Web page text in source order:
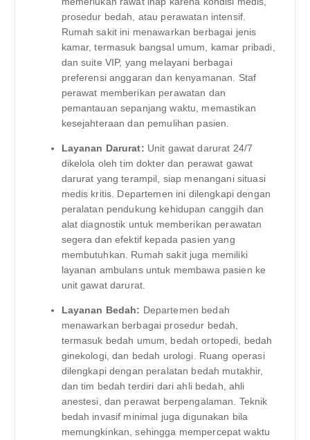
prosedur bedah, atau perawatan intensif.
Rumah sakit ini menawarkan berbagai jenis
kamar, termasuk bangsal umum, kamar pribadi,
dan suite VIP, yang melayani berbagai
preferensi anggaran dan kenyamanan. Staf
perawat memberikan perawatan dan
pemantauan sepanjang waktu, memastikan
kesejahteraan dan pemulihan pasien.
Layanan Darurat: Unit gawat darurat 24/7
dikelola oleh tim dokter dan perawat gawat
darurat yang terampil, siap menangani situasi
medis kritis. Departemen ini dilengkapi dengan
peralatan pendukung kehidupan canggih dan
alat diagnostik untuk memberikan perawatan
segera dan efektif kepada pasien yang
membutuhkan. Rumah sakit juga memiliki
layanan ambulans untuk membawa pasien ke
unit gawat darurat.
Layanan Bedah: Departemen bedah
menawarkan berbagai prosedur bedah,
termasuk bedah umum, bedah ortopedi, bedah
ginekologi, dan bedah urologi. Ruang operasi
dilengkapi dengan peralatan bedah mutakhir,
dan tim bedah terdiri dari ahli bedah, ahli
anestesi, dan perawat berpengalaman. Teknik
bedah invasif minimal juga digunakan bila
memungkinkan, sehingga mempercepat waktu